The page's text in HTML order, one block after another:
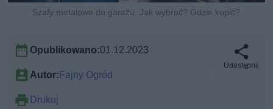
Szafy metalowe do garażu. Jak wybrać? Gdzie kupić?
Opublikowano:01.12.2023
Autor:Fajny Ogród
Drukuj
Udostępnij